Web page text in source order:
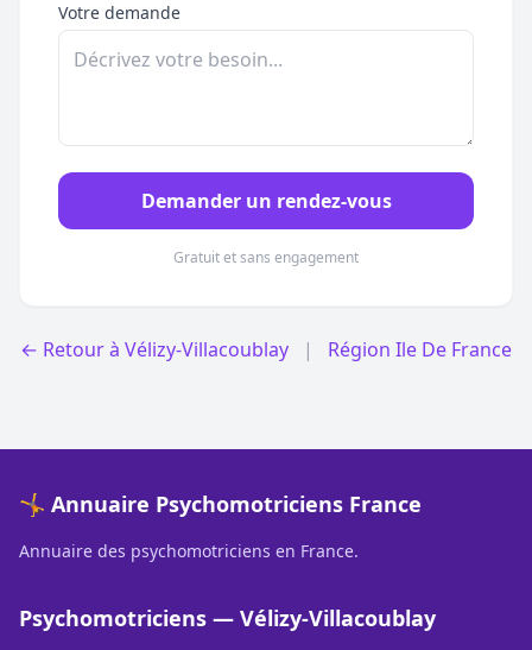
Votre demande
Demander un rendez-vous
Gratuit et sans engagement
← Retour à Vélizy-Villacoublay | Région Ile De France
🤸 Annuaire Psychomotriciens France
Annuaire des psychomotriciens en France.
Psychomotriciens — Vélizy-Villacoublay